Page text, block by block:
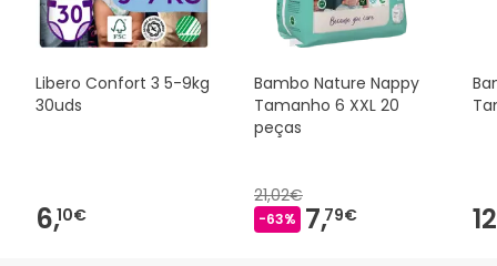
Libero Confort 3 5-9kg
30uds
6,10€
Bambo Nature Nappy
Tamanho 6 XXL 20
peças
21,02€
-63% 7,79€